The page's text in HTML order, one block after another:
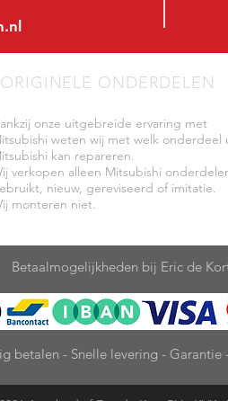
ORIGINELE ONDERDELEN
onze uitgebreide ervaring met
weten wij met welk onderdeel
kan repareren.
verkopen alleen Mitsubishi
nieuw, gereviseerd of imitatie.
monteren niet.
Betaalmogelijkheden bij Eric de
betalen - Snelle levering - Garantie